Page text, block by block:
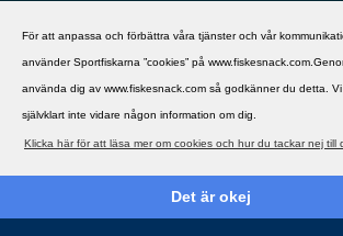
För att anpassa och förbättra våra tjänster och vår
använder Sportfiskarna ”cookies” på
använda dig av www.fiskesnack.com så godkänner du detta.
självklart inte vidare någon information om dig.
Klicka här för att läsa mer om cookies och hur du tackar nej till
Det är okej
Copyright ©2002 - 2021, FiskeSnack.com. Grundad
Powered
Copyright © 2026 MH Sub I, LLC dba
All times are GMT+1. This